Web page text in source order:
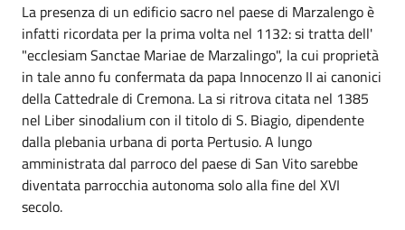
La presenza di un edificio sacro nel paese di Marzalengo è
infatti ricordata per la prima volta nel 1132: si tratta dell'
"ecclesiam Sanctae Mariae de Marzalingo", la cui proprietà
in tale anno fu confermata da papa Innocenzo II ai canonici
della Cattedrale di Cremona. La si ritrova citata nel 1385
nel Liber sinodalium con il titolo di S. Biagio, dipendente
dalla plebania urbana di porta Pertusio. A lungo
amministrata dal parroco del paese di San Vito sarebbe
diventata parrocchia autonoma solo alla fine del XVI
secolo.